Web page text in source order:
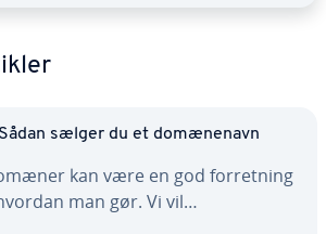
sælger du et do­mæ­ne­navn
kan være en god for­ret­ning
man gør. Vi vil…